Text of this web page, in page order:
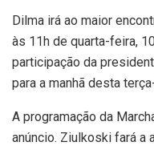
Dilma irá ao maior
às 11h de quarta-feira,
participação da
para a manhã desta
A programação da
anúncio. Ziulkoski fará a